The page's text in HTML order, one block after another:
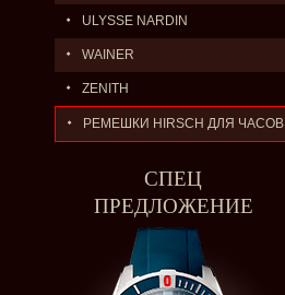
ULYSSE NARDIN
WAINER
ZENITH
РЕМЕШКИ HIRSCH ДЛЯ ЧАСОВ
СПЕЦ
ПРЕДЛОЖЕНИЕ